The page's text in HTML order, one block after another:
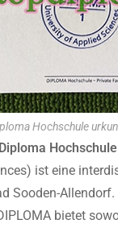
Hochschule
ist eine
bietet